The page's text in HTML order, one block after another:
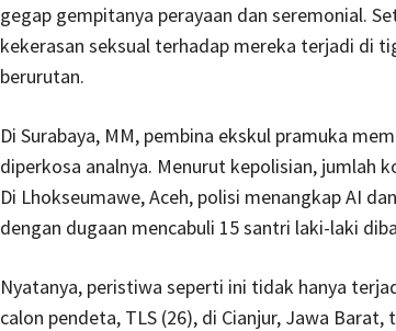
gegap gempitanya perayaan dan seremonial.
kekerasan seksual terhadap mereka terjadi di
berurutan.
Di Surabaya, MM, pembina ekskul pramuka
diperkosa analnya. Menurut kepolisian, jumlah
Di Lhokseumawe, Aceh, polisi menangkap AI
dengan dugaan mencabuli 15 santri laki-laki
Nyatanya, peristiwa seperti ini tidak hanya
calon pendeta, TLS (26), di Cianjur, Jawa